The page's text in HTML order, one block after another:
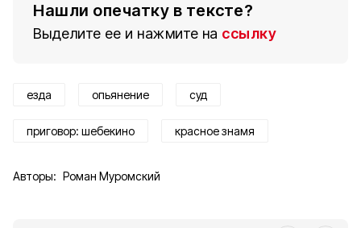
Нашли опечатку в тексте?
Выделите ее и нажмите на ссылку
езда опьянение суд
приговор: шебекино красное знамя
Авторы: Роман Муромский